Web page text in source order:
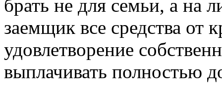
брать не для семьи, а на
заемщик все средства от
удовлетворение
выплачивать полностью